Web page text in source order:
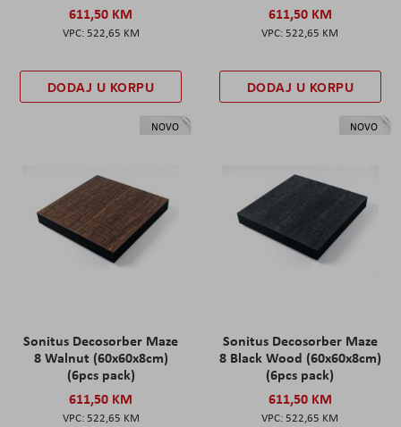
611,50 KM
522,65 KM
DODAJ U KORPU
611,50 KM
522,65 KM
DODAJ U KORPU
NOVO
Sonitus Decosorber Maze
8 Walnut (60x60x8cm)
(6pcs pack)
611,50 KM
522,65 KM
NOVO
Sonitus Decosorber Maze
8 Black Wood (60x60x8cm)
(6pcs pack)
611,50 KM
522,65 KM